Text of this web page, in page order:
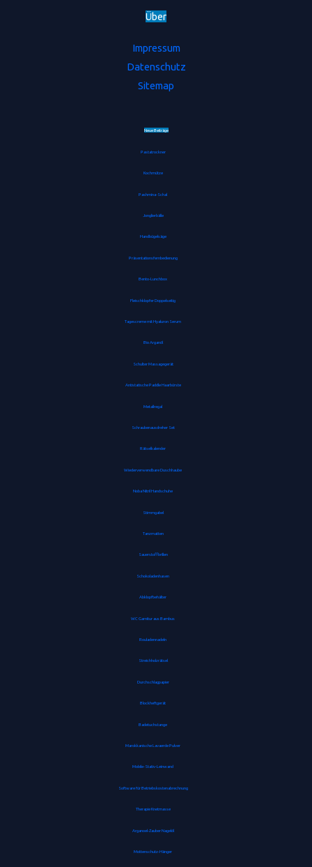
Über
Impressum
Datenschutz
Sitemap
Neue Beiträge
Pastatrockner
Kochmütze
Pashmina-Schal
Jonglierbälle
Handbügelsäge
Präsentationsfernbedienung
Bento-Lunchbox
Fleischklopfer Doppelseitig
Tagescreme mit Hyaluron Serum
Bio Arganöl
Schulter Massagegerät
Antistatische Paddle Haarbürste
Metallregal
Schraubenausdreher Set
Rätselkalender
Wiederverwendbare Duschhaube
Noba Nitril Handschuhe
Stimmgabel
Tanzmatten
Sauerstoffbrillen
Schokoladenhasen
Abklopfbehälter
WC Garnitur aus Bambus
Rouladennadeln
Streichholzrätsel
Durchschlagpapier
Blockheftgerät
Badetuchstange
Marokkanische Lavaerde Pulver
Mobile-Stativ-Leinwand
Software für Betriebskostenabrechnung
Therapie Knetmasse
Arganoel-Zauber Nagelöl
Mottenschutz-Hänger